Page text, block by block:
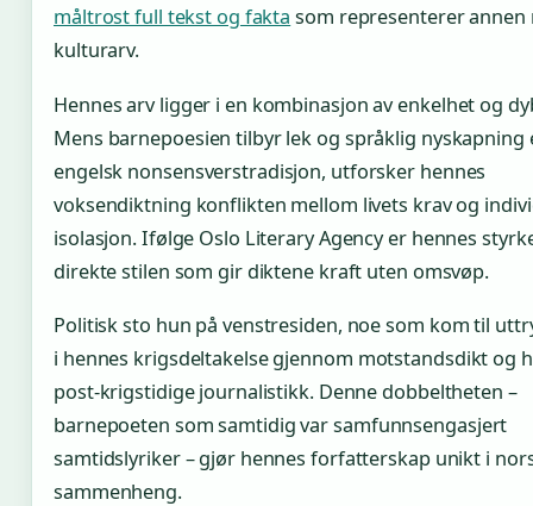
måltrost full tekst og fakta som representerer annen
kulturarv.
Hennes arv ligger i en kombinasjon av enkelhet og
Mens barnepoesien tilbyr lek og språklig nyskapning
engelsk nonsensverstradisjon, utforsker hennes
voksendiktning konflikten mellom livets krav og
isolasjon. Ifølge Oslo Literary Agency er hennes
direkte stilen som gir diktene kraft uten omsvøp.
Politisk sto hun på venstresiden, noe som kom til
i hennes krigsdeltakelse gjennom motstandsdikt og
post-krigstidige journalistikk. Denne dobbeltheten –
barnepoeten som samtidig var samfunnsengasjert
samtidslyriker – gjør hennes forfatterskap unikt i
sammenheng.